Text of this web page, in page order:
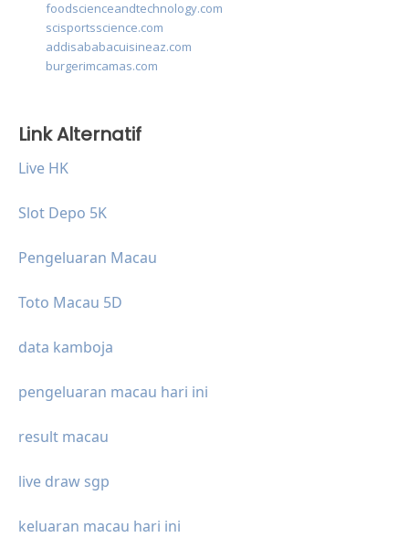
foodscienceandtechnology.com
scisportsscience.com
addisababacuisineaz.com
burgerimcamas.com
Link Alternatif
Live HK
Slot Depo 5K
Pengeluaran Macau
Toto Macau 5D
data kamboja
pengeluaran macau hari ini
result macau
live draw sgp
keluaran macau hari ini